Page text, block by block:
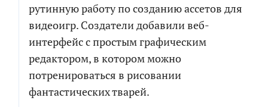
рутинную работу по созданию ассетов для
видеоигр. Создатели добавили веб-
интерфейс с простым графическим
редактором, в котором можно
потренироваться в рисовании
фантастических тварей.